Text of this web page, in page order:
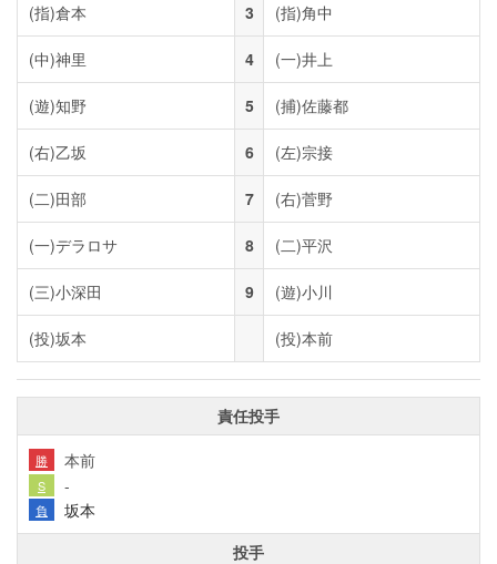
(指)倉本 3 (指)角中
(中)神里 4 (一)井上
(遊)知野 5 (捕)佐藤都
(右)乙坂 6 (左)宗接
(二)田部 7 (右)菅野
(一)デラロサ 8 (二)平沢
(三)小深田 9 (遊)小川
(投)坂本 (投)本前
責任投手
勝 本前
S -
負
坂本
投手